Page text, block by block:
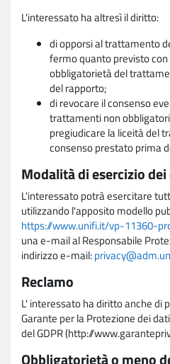
L'interessato ha altresì il diritto:
di opporsi al trattamento
fermo quanto previsto
obbligatorietà del
del rapporto;
di revocare il consenso
trattamenti non
pregiudicare la liceità del
consenso prestato prima
Modalità di esercizio
L'interessato potrà esercitare
utilizzando l'apposito modello
https://www.unifi.it/vp-11360-
una e-mail al Responsabile
indirizzo e-mail:
Reclamo
L' interessato ha diritto anche di
Garante per la Protezione dei
del GDPR (http://
Obbligatorietà o meno